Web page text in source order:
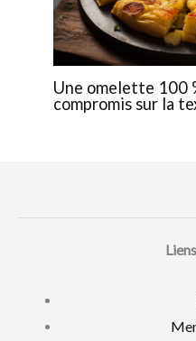
Une omelette 100
compromis sur la